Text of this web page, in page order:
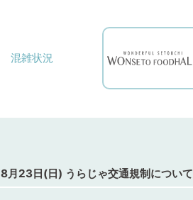
混雑状況
8月23日(日) うらじゃ交通規制について